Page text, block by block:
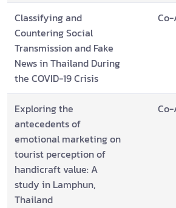
Classifying and
Countering Social
Transmission and Fake
News in Thailand During
the COVID-19 Crisis
Exploring the
antecedents of
emotional marketing on
tourist perception of
handicraft value: A
study in Lamphun,
Thailand